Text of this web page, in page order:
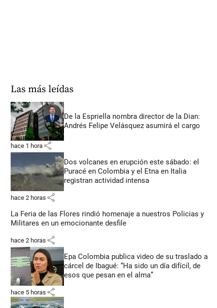
Las más leídas
De la Espriella nombra director de la Dian:
Andrés Felipe Velásquez asumirá el cargo
hace 1 hora share
Dos volcanes en erupción este sábado: el
Puracé en Colombia y el Etna en Italia
registran actividad intensa
hace 2 horas share
La Feria de las Flores rindió homenaje a nuestros Policias y
Militares en un emocionante desfile
hace 2 horas share
Epa Colombia publica video de su traslado a
cárcel de Ibagué: “Ha sido un día difícil, de
esos que pesan en el alma”
hace 5 horas share